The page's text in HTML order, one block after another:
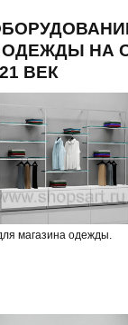
ОДЕЖДЫ НА
ВЕК
магазина одежды.